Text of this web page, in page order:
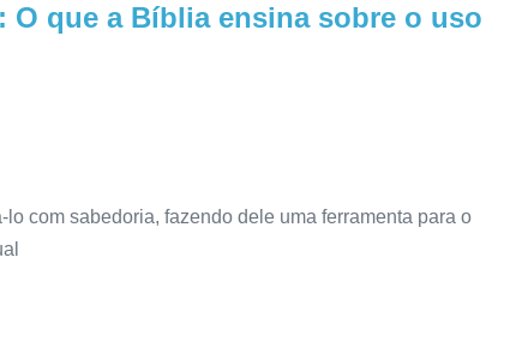
O que a Bíblia ensina sobre o uso
com sabedoria, fazendo dele uma ferramenta para o